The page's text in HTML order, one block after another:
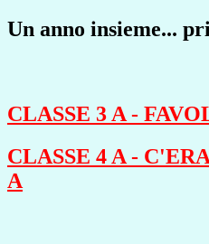
Un anno insieme...
CLASSE 3 A -
CLASSE 4 A -
A